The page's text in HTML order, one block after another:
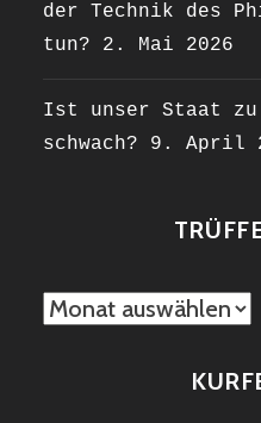
der Technik des
tun?
2. Mai 2026
Ist unser Staat
schwach?
9. April
TRÜFFELSUCHE